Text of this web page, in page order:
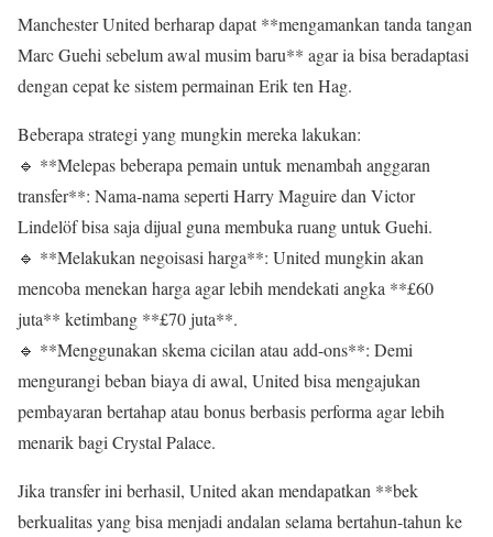
Manchester United berharap dapat **mengamankan tanda tangan
Marc Guehi sebelum awal musim baru** agar ia bisa beradaptasi
dengan cepat ke sistem permainan Erik ten Hag.
Beberapa strategi yang mungkin mereka lakukan:
🔹 **Melepas beberapa pemain untuk menambah anggaran
transfer**: Nama-nama seperti Harry Maguire dan Victor
Lindelöf bisa saja dijual guna membuka ruang untuk Guehi.
🔹 **Melakukan negoisasi harga**: United mungkin akan
mencoba menekan harga agar lebih mendekati angka **£60
juta** ketimbang **£70 juta**.
🔹 **Menggunakan skema cicilan atau add-ons**: Demi
mengurangi beban biaya di awal, United bisa mengajukan
pembayaran bertahap atau bonus berbasis performa agar lebih
menarik bagi Crystal Palace.
Jika transfer ini berhasil, United akan mendapatkan **bek
berkualitas yang bisa menjadi andalan selama bertahun-tahun ke